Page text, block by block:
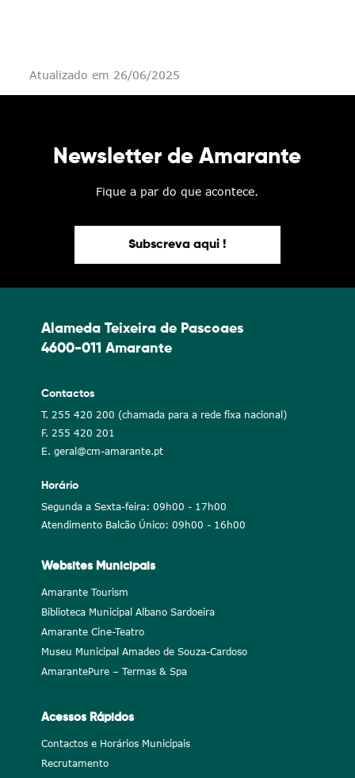
Atualizado em 26/06/2025
Newsletter de Amarante
Fique a par do que acontece.
Subscreva aqui !
Alameda Teixeira de Pascoaes
4600-011 Amarante
Contactos
T. 255 420 200 (chamada para a rede fixa nacional)
F. 255 420 201
E. geral@cm-amarante.pt
Horário
Segunda a Sexta-feira: 09h00 - 17h00
Atendimento Balcão Único: 09h00 - 16h00
Websites Municipais
Amarante Tourism
Biblioteca Municipal Albano Sardoeira
Amarante Cine-Teatro
Museu Municipal Amadeo de Souza-Cardoso
AmarantePure – Termas & Spa
Acessos Rápidos
Contactos e Horários Municipais
Recrutamento